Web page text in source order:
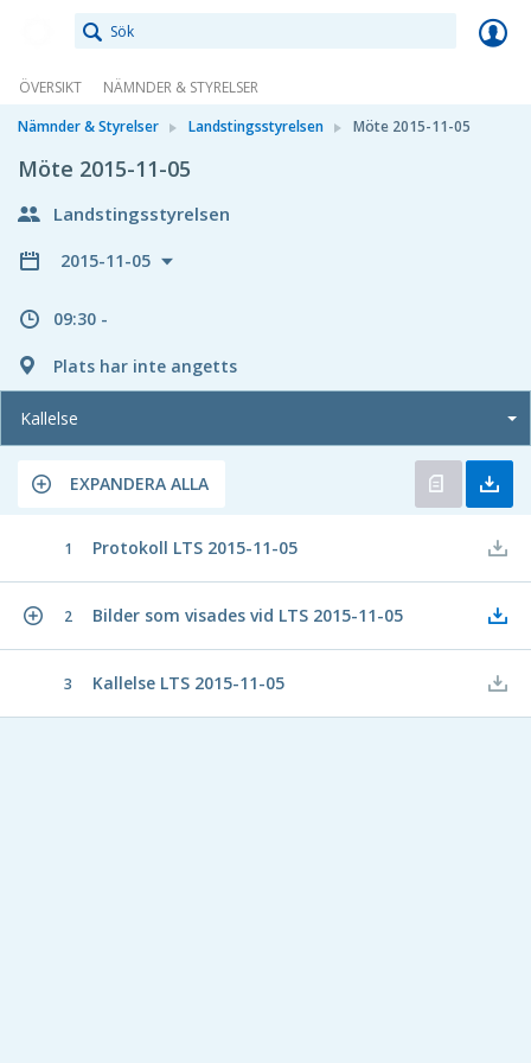
ÖVERSIKT
NÄMNDER & STYRELSER
Nämnder & Styrelser
Landstingsstyrelsen Möte 2015-11-05
Möte 2015-11-05
Landstingsstyrelsen
2015-11-05
09:30 -
Plats har inte angetts
Kallelse
EXPANDERA ALLA
1 Protokoll LTS 2015-11-05
2 Bilder som visades vid LTS 2015-11-05
3 Kallelse LTS 2015-11-05